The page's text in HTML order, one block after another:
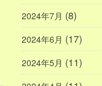
2024年7月 (8)
2024年6月 (17)
2024年5月 (11)